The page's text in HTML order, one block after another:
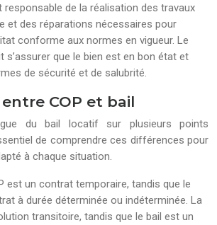
responsable de la réalisation des travaux
et des réparations nécessaires pour
conforme aux normes en vigueur. Le
s’assurer que le bien est en bon état et
de sécurité et de salubrité.
COP et bail
du bail locatif sur plusieurs points
de comprendre ces différences pour
à chaque situation.
est un contrat temporaire, tandis que le
à durée déterminée ou indéterminée. La
transitoire, tandis que le bail est un